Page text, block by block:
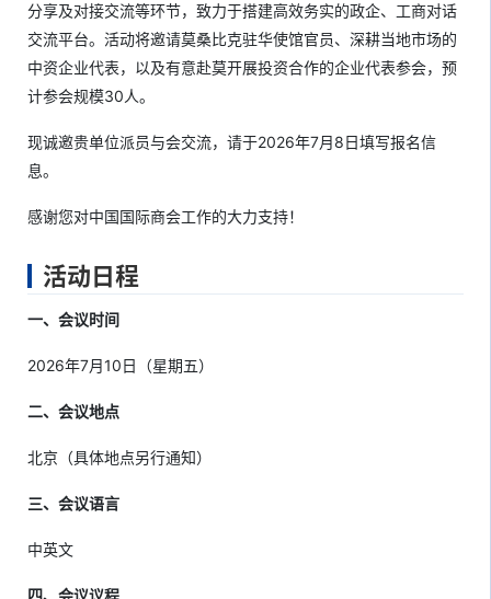
分享及对接交流等环节，致力于搭建高效务实的政企、工商对话
交流平台。活动将邀请莫桑比克驻华使馆官员、深耕当地市场的
中资企业代表，以及有意赴莫开展投资合作的企业代表参会，预
计参会规模30人。
现诚邀贵单位派员与会交流，请于2026年7月8日填写报名信
息。
感谢您对中国国际商会工作的大力支持！
活动日程
一、会议时间
2026年7月10日（星期五）
二、会议地点
北京（具体地点另行通知）
三、会议语言
中英文
四、会议议程